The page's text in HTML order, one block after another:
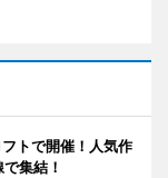
トで開催！人気作
集結！